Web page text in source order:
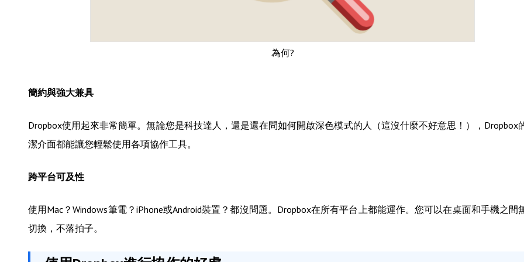
為何?
簡約與強大兼具
Dropbox使用起來非常簡單。無論您是科技達人，還是還在問如何開啟深色模式的人（這沒什麼不好意思！），Dropbox
潔介面都能讓您輕鬆使用各項協作工具。
跨平台可及性
使用Mac？Windows筆電？iPhone或Android裝置？都沒問題。Dropbox在所有平台上都能運作。您可以在桌面和手機之間
切換，不落拍子。